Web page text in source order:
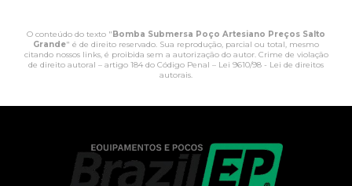
O conteúdo do texto "Bomba Submersa Poço Artesiano Preços Salto
Grande" é de direito reservado. Sua reprodução, parcial ou total, mesmo
citando nossos links, é proibida sem a autorização do autor. Crime de violação
de direito autoral – artigo 184 do Código Penal – Lei 9610/98 - Lei de direitos
autorais.